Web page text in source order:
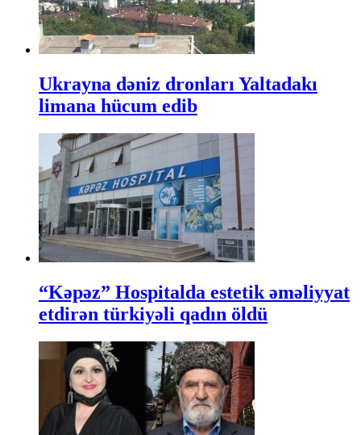
Ukrayna dəniz dronları Yaltadakı
limana hücum edib
“Kəpəz” Hospitalda estetik əməliyyat
etdirən türkiyəli qadın öldü